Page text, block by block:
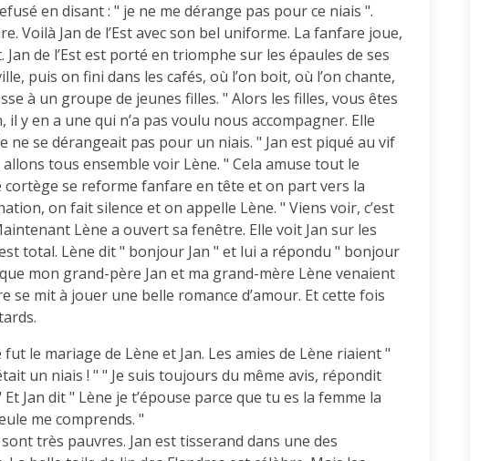
en disant : " je ne me dérange pas pour ce niais ".
Voilà Jan de l’Est avec son bel uniforme. La fanfare joue,
de l’Est est porté en triomphe sur les épaules de ses
puis on fini dans les cafés, où l’on boit, où l’on chante,
à un groupe de jeunes filles. " Alors les filles, vous êtes
y en a une qui n’a pas voulu nous accompagner. Elle
ne se dérangeait pas pour un niais. " Jan est piqué au vif
tous ensemble voir Lène. " Cela amuse tout le
cortège se reforme fanfare en tête et on part vers la
on fait silence et on appelle Lène. " Viens voir, c’est
Lène a ouvert sa fenêtre. Elle voit Jan sur les
total. Lène dit " bonjour Jan " et lui a répondu " bonjour
mon grand-père Jan et ma grand-mère Lène venaient
se mit à jouer une belle romance d’amour. Et cette fois
le mariage de Lène et Jan. Les amies de Lène riaient "
un niais ! " " Je suis toujours du même avis, répondit
Jan dit " Lène je t’épouse parce que tu es la femme la
me comprends. "
très pauvres. Jan est tisserand dans une des